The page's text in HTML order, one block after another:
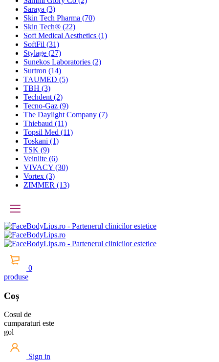
Saraya (3)
Skin Tech Pharma (70)
Skin Tech® (22)
Soft Medical Aesthetics (1)
SoftFil (31)
Stylage (27)
Sunekos Laboratories (2)
Surtron (14)
TAUMED (5)
TBH (3)
Techdent (2)
Tecno-Gaz (9)
The Daylight Company (7)
Thiebaud (11)
Topsil Med (11)
Toskani (1)
TSK (9)
Veinlite (6)
VIVACY (30)
Vortex (3)
ZIMMER (13)
0
produse
Coș
Cosul de
cumparaturi este
gol
Sign in